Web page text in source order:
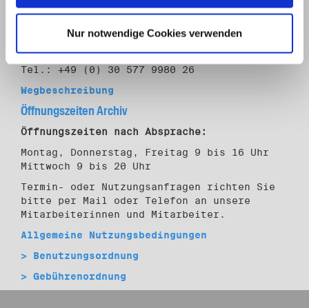
Nur notwendige Cookies verwenden
Klosterstraße 66
christoph.stamm(at)havemann-gesellschaft.de
Tel.: +49 (0) 30 577 9980 26
Wegbeschreibung
Öffnungszeiten Archiv
Öffnungszeiten nach Absprache:
Montag, Donnerstag, Freitag 9 bis 16 Uhr
Mittwoch 9 bis 20 Uhr
Termin- oder Nutzungsanfragen richten Sie
bitte per Mail oder Telefon an unsere
Mitarbeiterinnen und Mitarbeiter.
Allgemeine Nutzungsbedingungen
> Benutzungsordnung
> Gebührenordnung